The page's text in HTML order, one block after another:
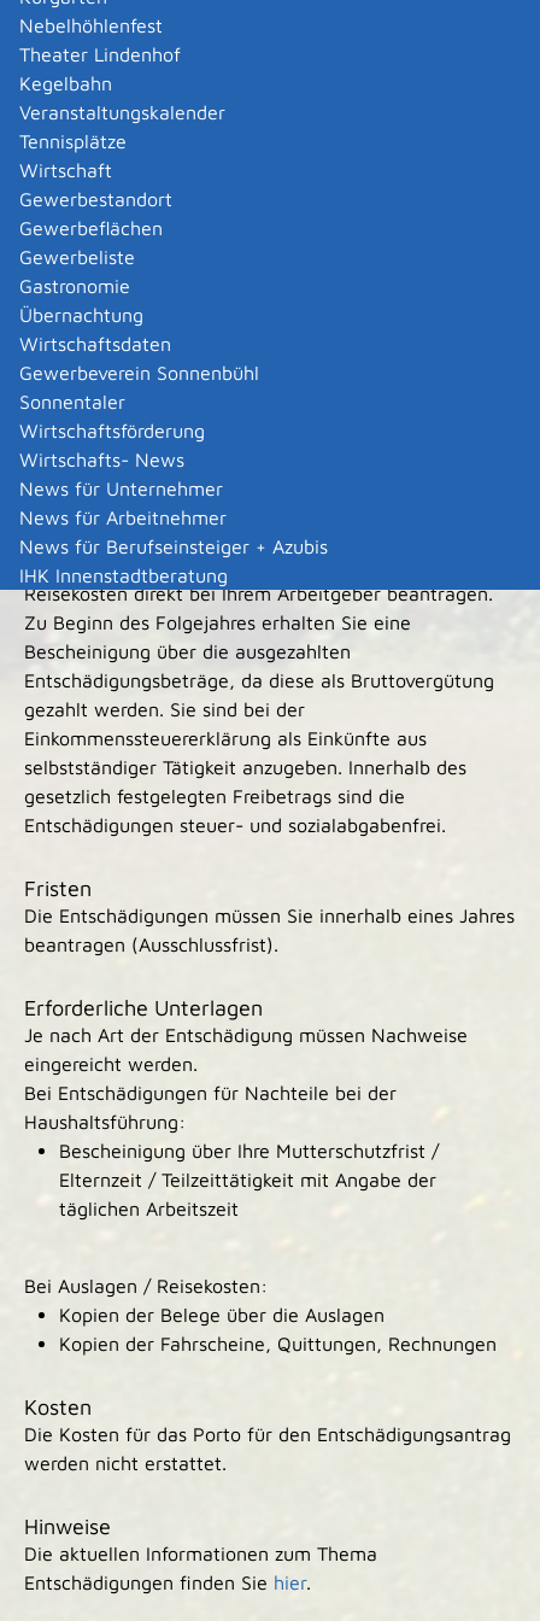
Nebelhöhlenfest
Theater Lindenhof
Kegelbahn
Veranstaltungskalender
Tennisplätze
Wirtschaft
Gewerbestandort
Gewerbeflächen
Gewerbeliste
Gastronomie
Übernachtung
Wirtschaftsdaten
Gewerbeverein Sonnenbühl
Sonnentaler
Wirtschaftsförderung
Wirtschafts- News
News für Unternehmer
News für Arbeitnehmer
News für Berufseinsteiger + Azubis
IHK Innenstadtberatung
Verfahrensablauf
Die Entschädigungen werden nur auf Antrag
ausgezahlt.
Füllen Sie den Entschädigungsantrag vollständig aus
und fügen Sie gegebenenfalls notwendige Nachweise
bei.
Bitte stellen Sie nur einen Antrag für die gesamte
Prüfung (schriftlicher und mündlicher/praktischer Teil)
mit allen entschädigungspflichtigen Tätigkeiten.
Bei Tätigkeiten in mehreren Ausschüssen ist für jeden
Ausschuss ein eigener Entschädigungsantrag
einzureichen.
Die Anträge werden nach Antragsdatum bearbeitet und
ausgezahlt.
Wenn Sie bei der Deutschen Rentenversicherung
Baden-Württemberg oder bei der AOK Baden-
Württemberg beschäftigt sind, müssen Sie Ihre
Reisekosten direkt bei Ihrem Arbeitgeber beantragen.
Zu Beginn des Folgejahres erhalten Sie eine
Bescheinigung über die ausgezahlten
Entschädigungsbeträge, da diese als Bruttovergütung
gezahlt werden. Sie sind bei der
Einkommenssteuererklärung als Einkünfte aus
selbstständiger Tätigkeit anzugeben. Innerhalb des
gesetzlich festgelegten Freibetrags sind die
Entschädigungen steuer- und sozialabgabenfrei.
Fristen
Die Entschädigungen müssen Sie innerhalb eines Jahres
beantragen (Ausschlussfrist).
Erforderliche Unterlagen
Je nach Art der Entschädigung müssen Nachweise
eingereicht werden.
Bei Entschädigungen für Nachteile bei der
Haushaltsführung:
Bescheinigung über Ihre Mutterschutzfrist /
Elternzeit / Teilzeittätigkeit mit Angabe der
täglichen Arbeitszeit
Bei Auslagen / Reisekosten:
Kopien der Belege über die Auslagen
Kopien der Fahrscheine, Quittungen, Rechnungen
Kosten
Die Kosten für das Porto für den Entschädigungsantrag
werden nicht erstattet.
Hinweise
Die aktuellen Informationen zum Thema
Entschädigungen finden Sie hier.